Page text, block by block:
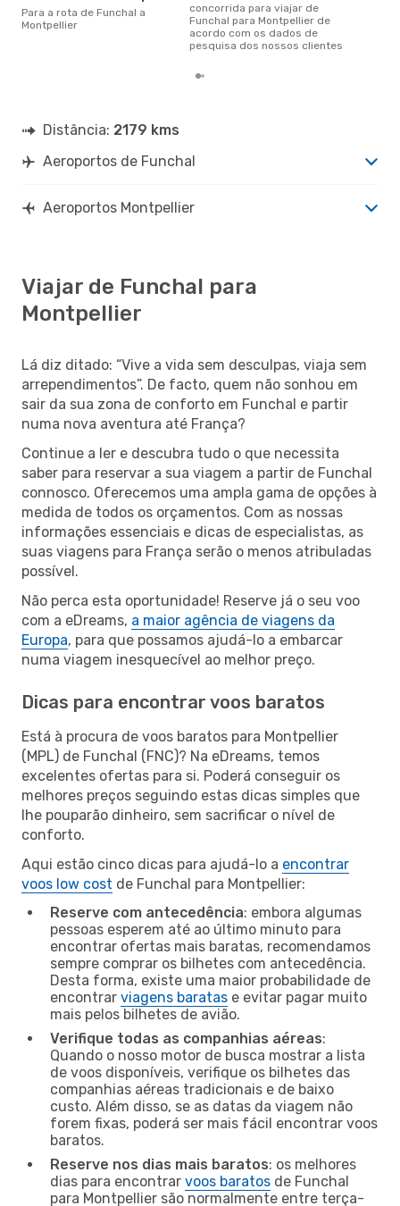
Para a rota de Funchal a
Montpellier
concorrida para viajar de
Funchal para Montpellier de
acordo com os dados de
pesquisa dos nossos clientes
Distância: 2179 kms
Aeroportos de Funchal
Aeroportos Montpellier
Viajar de Funchal para
Montpellier
Lá diz ditado: “Vive a vida sem desculpas, viaja sem
arrependimentos”. De facto, quem não sonhou em
sair da sua zona de conforto em Funchal e partir
numa nova aventura até França?
Continue a ler e descubra tudo o que necessita
saber para reservar a sua viagem a partir de Funchal
connosco. Oferecemos uma ampla gama de opções à
medida de todos os orçamentos. Com as nossas
informações essenciais e dicas de especialistas, as
suas viagens para França serão o menos atribuladas
possível.
Não perca esta oportunidade! Reserve já o seu voo
com a eDreams, a maior agência de viagens da
Europa, para que possamos ajudá-lo a embarcar
numa viagem inesquecível ao melhor preço.
Dicas para encontrar voos baratos
Está à procura de voos baratos para Montpellier
(MPL) de Funchal (FNC)? Na eDreams, temos
excelentes ofertas para si. Poderá conseguir os
melhores preços seguindo estas dicas simples que
lhe pouparão dinheiro, sem sacrificar o nível de
conforto.
Aqui estão cinco dicas para ajudá-lo a encontrar
voos low cost de Funchal para Montpellier:
Reserve com antecedência: embora algumas
pessoas esperem até ao último minuto para
encontrar ofertas mais baratas, recomendamos
sempre comprar os bilhetes com antecedência.
Desta forma, existe uma maior probabilidade de
encontrar viagens baratas e evitar pagar muito
mais pelos bilhetes de avião.
Verifique todas as companhias aéreas:
Quando o nosso motor de busca mostrar a lista
de voos disponíveis, verifique os bilhetes das
companhias aéreas tradicionais e de baixo
custo. Além disso, se as datas da viagem não
forem fixas, poderá ser mais fácil encontrar voos
baratos.
Reserve nos dias mais baratos: os melhores
dias para encontrar voos baratos de Funchal
para Montpellier são normalmente entre terça-